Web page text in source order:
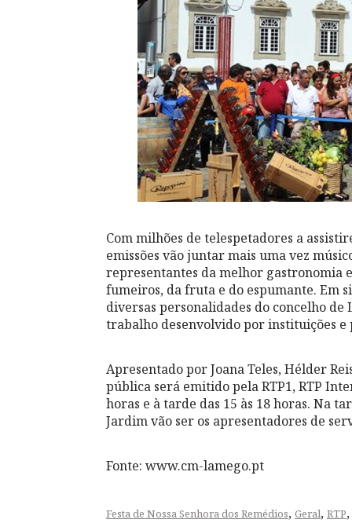
Com milhões de telespetadores a
emissões vão juntar mais uma vez
representantes da melhor gastronomia
fumeiros, da fruta e do espumante. Em
diversas personalidades do concelho
trabalho desenvolvido por instituições e
Apresentado por Joana Teles, Hélder
pública será emitido pela RTP1, RTP
horas e à tarde das 15 às 18 horas. Na
Jardim vão ser os apresentadores de
Fonte: www.cm-lamego.pt
Festa de Nossa Senhora dos Remédios, Geral, RTP,